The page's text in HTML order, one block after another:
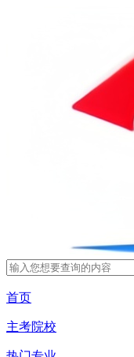
首页
主考院校